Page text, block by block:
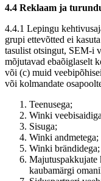
4.4 Reklaam ja
4.4.1 Lepingu
grupi ettevõtted ei
tasulist otsingut, SEM-i
mõjutavad ebaõiglaselt
või (c) muid
või kolmandate
Teenusega;
Winki
Sisuga;
Winki andmetega;
Winki brändidega;
Majutuspakkujate
kaubamärgi